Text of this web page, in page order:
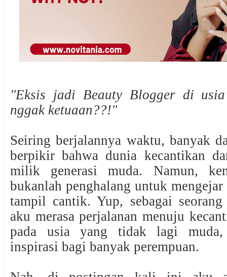
"Eksis jadi Beauty Blogger di
nggak ketuaan??!"
Seiring berjalannya waktu, banyak
berpikir bahwa dunia kecantikan
milik generasi muda. Namun,
bukanlah penghalang untuk
tampil cantik. Yup, sebagai
aku merasa perjalanan menuju
pada usia yang tidak lagi muda,
inspirasi bagi banyak perempuan.